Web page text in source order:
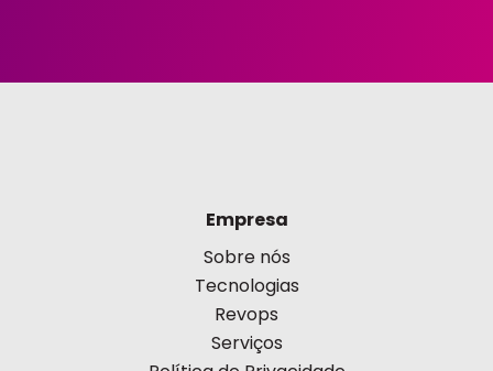
Empresa
Sobre nós
Tecnologias
Revops
Serviços